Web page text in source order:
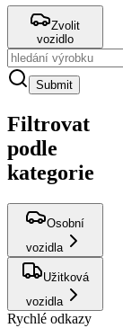
Zvolit
vozidlo
Submit
Filtrovat
podle
kategorie
Osobní
vozidla
Užitková
vozidla
Rychlé odkazy